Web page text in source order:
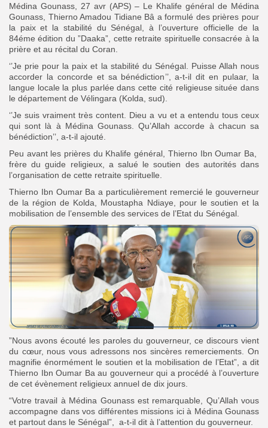
FR
Médina Gounass, 27 avr (APS) – Le Khalife général de Médina
Gounass, Thierno Amadou Tidiane Bâ a formulé des prières pour
la paix et la stabilité du Sénégal, à l’ouverture officielle de la
84éme édition du ”Daaka”, cette retraite spirituelle consacrée à la
prière et au récital du Coran.
‘’Je prie pour la paix et la stabilité du Sénégal. Puisse Allah nous
accorder la concorde et sa bénédiction’’, a-t-il dit en pulaar, la
langue locale la plus parlée dans cette cité religieuse située dans
le département de Vélingara (Kolda, sud).
‘’Je suis vraiment très content. Dieu a vu et a entendu tous ceux
qui sont là à Médina Gounass. Qu’Allah accorde à chacun sa
bénédiction’’, a-t-il ajouté.
Peu avant les prières du Khalife général, Thierno Ibn Oumar Ba,
frère du guide religieux, a salué le soutien des autorités dans
l’organisation de cette retraite spirituelle.
Thierno Ibn Oumar Ba a particulièrement remercié le gouverneur
de la région de Kolda, Moustapha Ndiaye, pour le soutien et la
mobilisation de l’ensemble des services de l’Etat du Sénégal.
”Nous avons écouté les paroles du gouverneur, ce discours vient
du cœur, nous vous adressons nos sincères remerciements. On
magnifie énormément le soutien et la mobilisation de l’Etat”, a dit
Thierno Ibn Oumar Ba au gouverneur qui a procédé à l’ouverture
de cet évènement religieux annuel de dix jours.
“Votre travail à Médina Gounass est remarquable, Qu’Allah vous
accompagne dans vos différentes missions ici à Médina Gounass
et partout dans le Sénégal”, a-t-il dit à l’attention du gouverneur.